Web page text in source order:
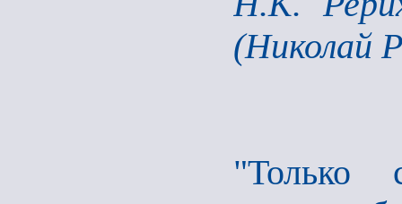
(Николай
"Только